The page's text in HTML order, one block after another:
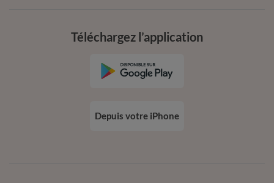
Téléchargez l’application
Depuis votre iPhone